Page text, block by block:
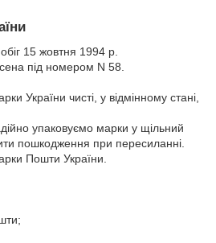
15 жовтня 1994 р.
під номером N 58.
України чисті, у відмінному стані,
упаковуємо марки у щільний
пошкодження при пересиланні.
Пошти України.